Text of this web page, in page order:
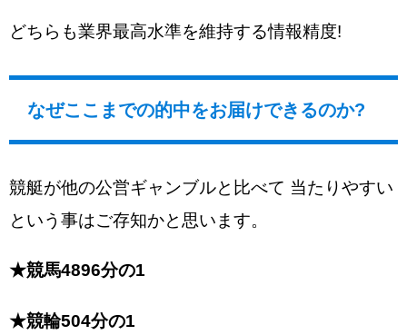
どちらも業界最高水準を維持する情報精度!
なぜここまでの的中をお届けできるのか?
競艇が他の公営ギャンブルと比べて 当たりやすい
という事はご存知かと思います。
★競馬4896分の1
★競輪504分の1